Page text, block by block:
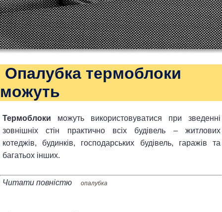
Опалубка термоблоки
можуть
Термоблоки можуть використовуватися при зведенні
зовнішніх стін практично всіх будівель – житлових
котеджів, будинків, господарських будівель, гаражів та
багатьох інших.
Читати повністю опалубка